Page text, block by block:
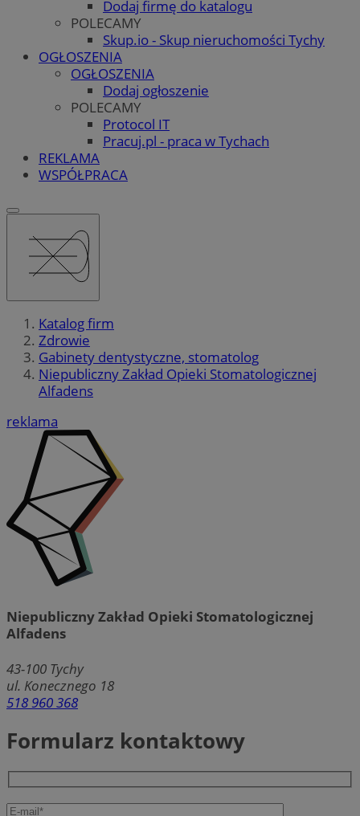
Dodaj firmę do katalogu
POLECAMY
Skup.io - Skup nieruchomości Tychy
OGŁOSZENIA
OGŁOSZENIA
Dodaj ogłoszenie
POLECAMY
Protocol IT
Pracuj.pl - praca w Tychach
REKLAMA
WSPÓŁPRACA
Katalog firm
Zdrowie
Gabinety dentystyczne, stomatolog
Niepubliczny Zakład Opieki Stomatologicznej
Alfadens
reklama
Niepubliczny Zakład Opieki Stomatologicznej
Alfadens
43-100 Tychy
ul. Konecznego 18
518 960 368
Formularz kontaktowy